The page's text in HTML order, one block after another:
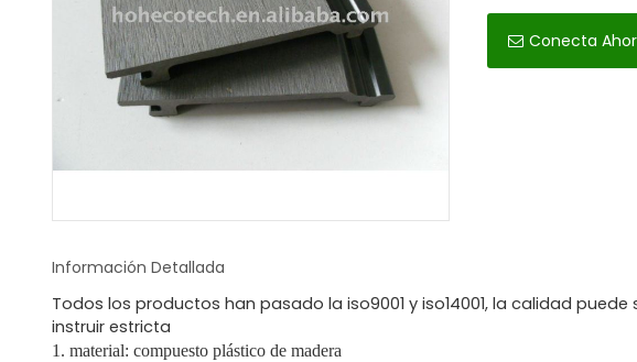
Conecta
Información Detallada
Todos los productos han pasado la iso9001 y iso14001, la calidad
instruir estricta
1. material: compuesto plástico de madera